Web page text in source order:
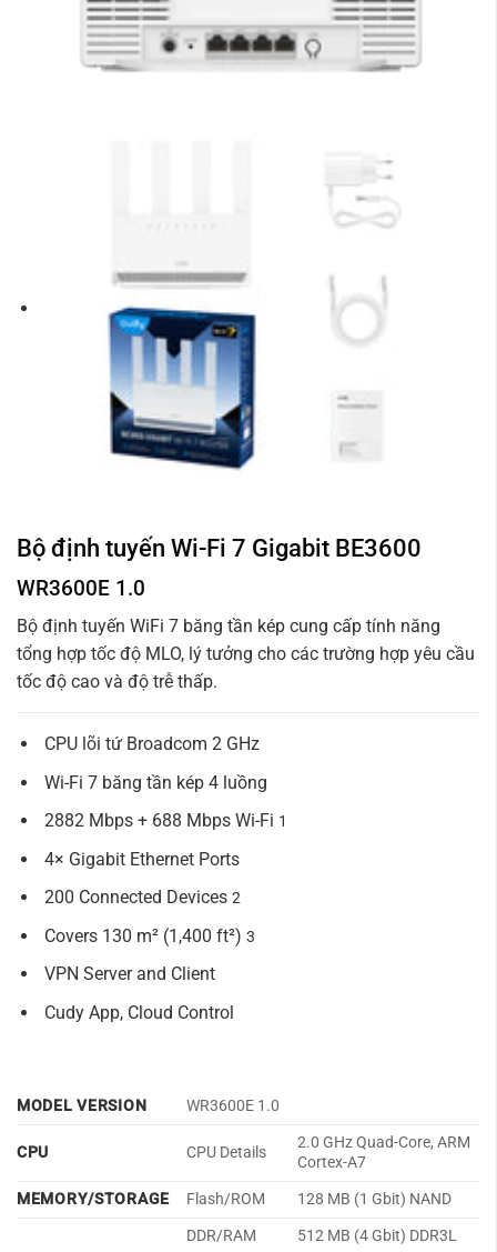
Bộ định tuyến Wi-Fi 7 Gigabit BE3600
WR3600E 1.0
Bộ định tuyến WiFi 7 băng tần kép cung cấp tính năng
tổng hợp tốc độ MLO, lý tưởng cho các trường hợp yêu cầu
tốc độ cao và độ trễ thấp.
CPU lõi tứ Broadcom 2 GHz
Wi-Fi 7 băng tần kép 4 luồng
2882 Mbps + 688 Mbps Wi-Fi 1
4× Gigabit Ethernet Ports
200 Connected Devices 2
Covers 130 m² (1,400 ft²) 3
VPN Server and Client
Cudy App, Cloud Control
MODEL VERSION WR3600E 1.0
CPU CPU Details
2.0 GHz Quad-Core, ARM
Cortex-A7
MEMORY/STORAGE
Flash/ROM
128 MB (1 Gbit) NAND
DDR/RAM
512 MB (4 Gbit) DDR3L